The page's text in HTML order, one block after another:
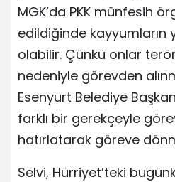
MGK’da PKK münfesih
edildiğinde kayyumların
olabilir. Çünkü onlar
nedeniyle görevden
Esenyurt Belediye
farklı bir gerekçeyle
hatırlatarak göreve
Selvi, Hürriyet’teki